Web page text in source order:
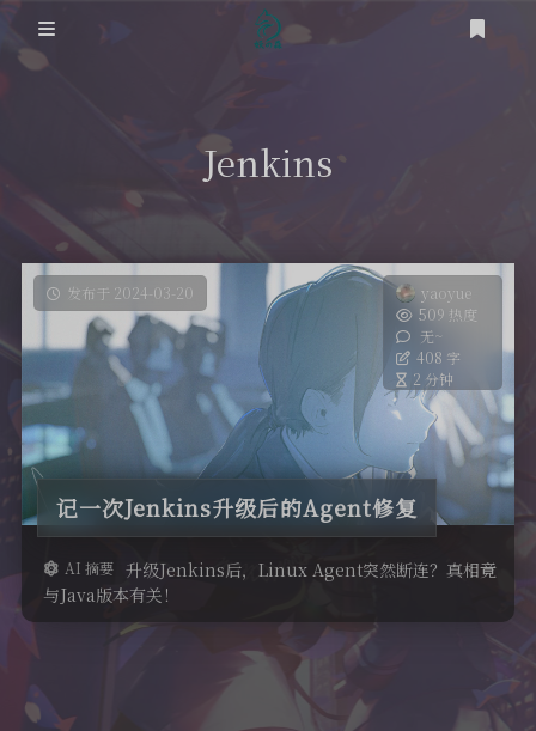
虚拟化
踩坑之路
SEO
工具类
开发记录
美化
道友
时光轴
关于
RSS
Jenkins
发布于 2024-03-20
yaoyue
509 热度
无~
408 字
2 分钟
记一次Jenkins升级后的Agent修复
AI 摘要 升级Jenkins后，Linux Agent突然断连？真相竟
与Java版本有关！